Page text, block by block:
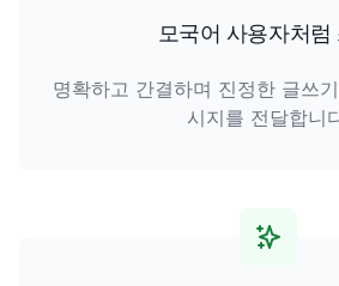
모국어 사용자처럼
명확하고 간결하며 진정한 글쓰
시지를 전달합니